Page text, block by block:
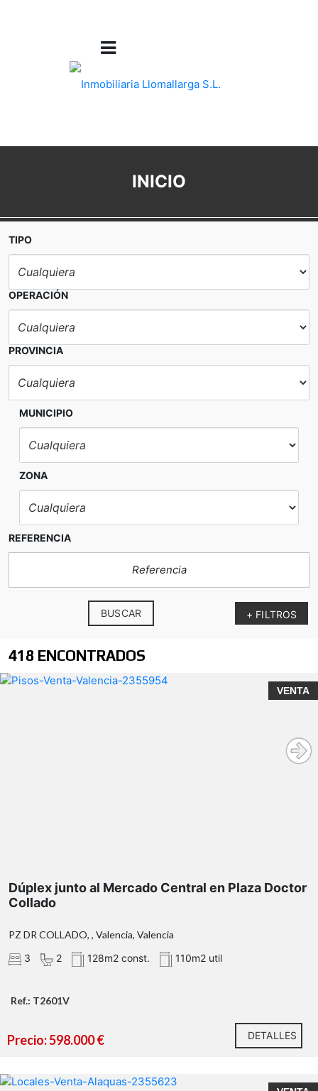
INICIO
TIPO
OPERACIÓN
PROVINCIA
MUNICIPIO
ZONA
REFERENCIA
+ FILTROS
BUSCAR
418 ENCONTRADOS
VENTA
Dúplex junto al Mercado Central en Plaza Doctor
Collado
PZ DR COLLADO, , Valencia, Valencia
3
2 128m2 const. 110m2 util
Ref.: T2601V
Precio: 598.000 € DETALLES